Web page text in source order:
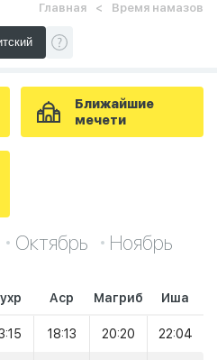
Главная Время намазов
Ближайшие
мечети
Октябрь Ноябрь
Аср Магриб Иша
18:13 20:20 22:04